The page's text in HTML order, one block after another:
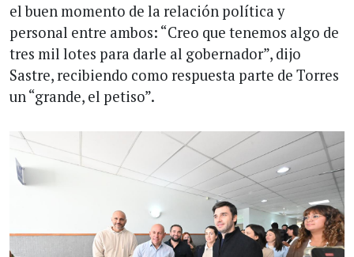
el buen momento de la relación política y
personal entre ambos: “Creo que tenemos algo de
tres mil lotes para darle al gobernador”, dijo
Sastre, recibiendo como respuesta parte de Torres
un “grande, el petiso”.